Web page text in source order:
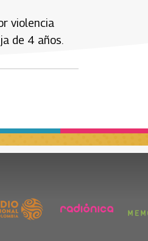
violencia
de 4 años.